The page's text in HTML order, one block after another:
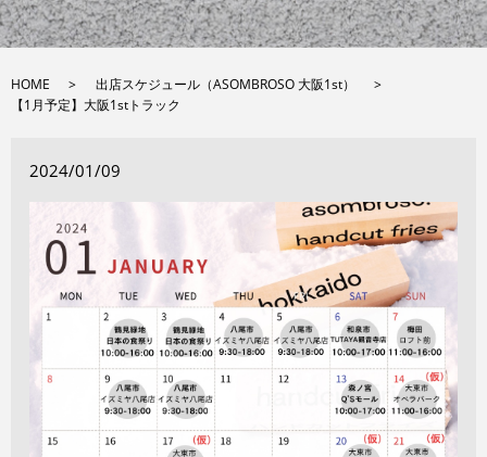
HOME
出店スケジュール（ASOMBROSO 大阪1st）
【1月予定】大阪1stトラック
2024/01/09